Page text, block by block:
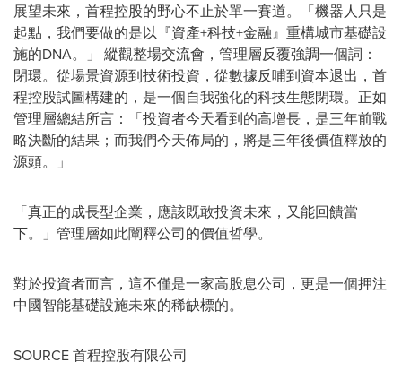
展望未來，首程控股的野心不止於單一賽道。 「機器人只是
起點，我們要做的是以『資產+科技+金融』重構城市基礎設
施的DNA。
」 縱觀整場交流會，管理層反覆強調一個詞：
閉環。從場景資源到技術投資，從數據反哺到資本退出，首
程控股試圖構建的，是一個自我強化的科技生態閉環。正如
管理層總結所言：
「投資者今天看到的高增長，是三年前戰
略決斷的結果；而我們今天佈局的，將是三年後價值釋放的
源頭。
」
「真正的成長型企業，應該既敢投資未來，又能回饋當
下。
」 管理層如此闡釋公司的價值哲學。
對於投資者而言，這不僅是一家高股息公司，更是一個押注
中國智能基礎設施未來的稀缺標的。
SOURCE 首程控股有限公司